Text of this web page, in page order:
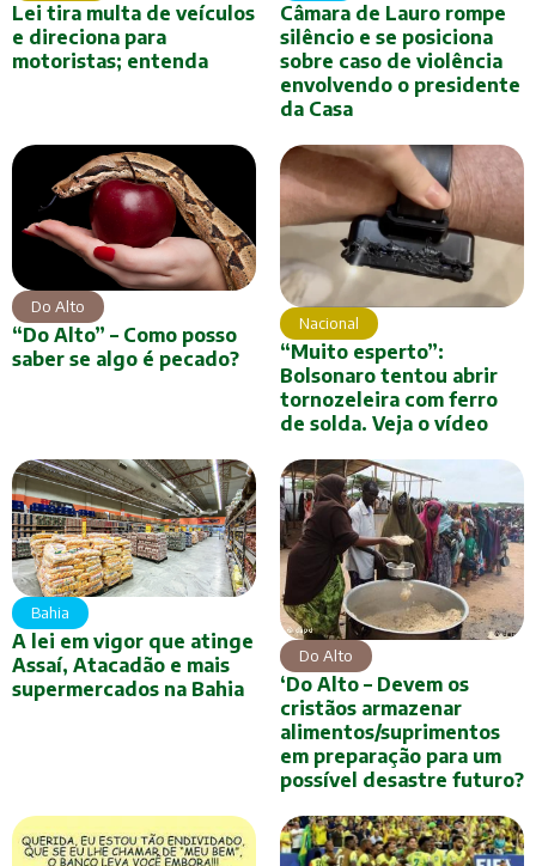
Lei tira multa de veículos
e direciona para
motoristas; entenda
Câmara de Lauro rompe
silêncio e se posiciona
sobre caso de violência
envolvendo o presidente
da Casa
Do Alto
“Do Alto” – Como posso
saber se algo é pecado?
Nacional
“Muito esperto”:
Bolsonaro tentou abrir
tornozeleira com ferro
de solda. Veja o vídeo
Bahia
A lei em vigor que atinge
Assaí, Atacadão e mais
supermercados na Bahia
Do Alto
‘Do Alto – Devem os
cristãos armazenar
alimentos/suprimentos
em preparação para um
possível desastre futuro?